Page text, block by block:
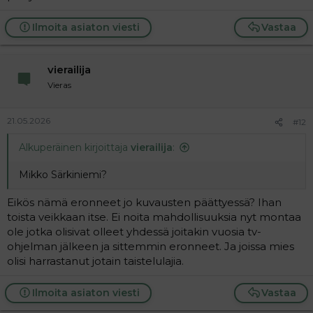
Vastaa
Ilmoita asiaton viesti
vierailija
Vieras
21.05.2026 #12
Alkuperäinen kirjoittaja vierailija:
Mikko Särkiniemi?
Eikös nämä eronneet jo kuvausten päättyessä? Ihan
toista veikkaan itse. Ei noita mahdollisuuksia nyt montaa
ole jotka olisivat olleet yhdessä joitakin vuosia tv-
ohjelman jälkeen ja sittemmin eronneet. Ja joissa mies
olisi harrastanut jotain taistelulajia.
Vastaa
Ilmoita asiaton viesti